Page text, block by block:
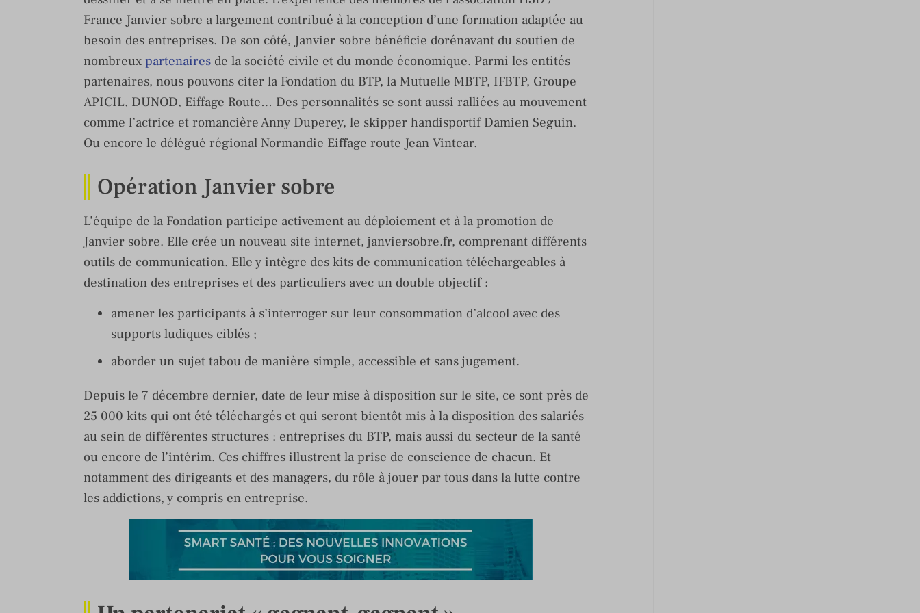
France Janvier sobre a largement contribué à la conception d’une formation adaptée au
besoin des entreprises. De son côté, Janvier sobre bénéficie dorénavant du soutien de
nombreux partenaires de la société civile et du monde économique. Parmi les entités
partenaires, nous pouvons citer la Fondation du BTP, la Mutuelle MBTP, IFBTP, Groupe
APICIL, DUNOD, Eiffage Route… Des personnalités se sont aussi ralliées au mouvement
comme l’actrice et romancière Anny Duperey, le skipper handisportif Damien Seguin.
Ou encore le délégué régional Normandie Eiffage route Jean Vintear.
Opération Janvier sobre
L’équipe de la Fondation participe activement au déploiement et à la promotion de
Janvier sobre. Elle crée un nouveau site internet, janviersobre.fr, comprenant différents
outils de communication. Elle y intègre des kits de communication téléchargeables à
destination des entreprises et des particuliers avec un double objectif :
amener les participants à s’interroger sur leur consommation d’alcool avec des
supports ludiques ciblés ;
aborder un sujet tabou de manière simple, accessible et sans jugement.
Depuis le 7 décembre dernier, date de leur mise à disposition sur le site, ce sont près de
25 000 kits qui ont été téléchargés et qui seront bientôt mis à la disposition des salariés
au sein de différentes structures : entreprises du BTP, mais aussi du secteur de la santé
ou encore de l’intérim. Ces chiffres illustrent la prise de conscience de chacun. Et
notamment des dirigeants et des managers, du rôle à jouer par tous dans la lutte contre
les addictions, y compris en entreprise.